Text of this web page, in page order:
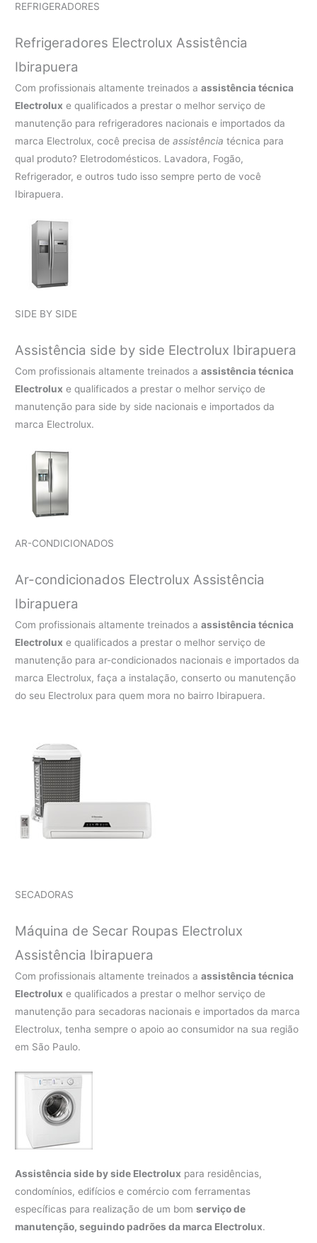
REFRIGERADORES
Refrigeradores Electrolux Assistência
Ibirapuera
Com profissionais altamente treinados aassistência técnica
Electrolux e qualificados a prestar o melhor serviço de
manutenção para refrigeradores nacionais e importados da
marca Electrolux, cocê precisa deassistência técnica para
qual produto? Eletrodomésticos. Lavadora, Fogão,
Refrigerador, e outros tudo isso sempre perto de você
Ibirapuera.
SIDE BY SIDE
Assistência side by side Electrolux Ibirapuera
Com profissionais altamente treinados aassistência técnica
Electrolux e qualificados a prestar o melhor serviço de
manutenção para side by side nacionais e importados da
marca Electrolux.
AR-CONDICIONADOS
Ar-condicionados Electrolux Assistência
Ibirapuera
Com profissionais altamente treinados aassistência técnica
Electrolux e qualificados a prestar o melhor serviço de
manutenção para ar-condicionados nacionais e importados da
marca Electrolux, faça a instalação, conserto ou manutenção
do seu Electrolux para quem mora no bairro Ibirapuera.
SECADORAS
Máquina de Secar Roupas Electrolux
Assistência Ibirapuera
Com profissionais altamente treinados aassistência técnica
Electrolux e qualificados a prestar o melhor serviço de
manutenção para secadoras nacionais e importados da marca
Electrolux, tenha sempre o apoio ao consumidor na sua região
em São Paulo.
Assistência side by side Electrolux para residências,
condomínios, edifícios e comércio com ferramentas
específicas para realização de um bomserviço de
manutenção, seguindo padrões da marca Electrolux.